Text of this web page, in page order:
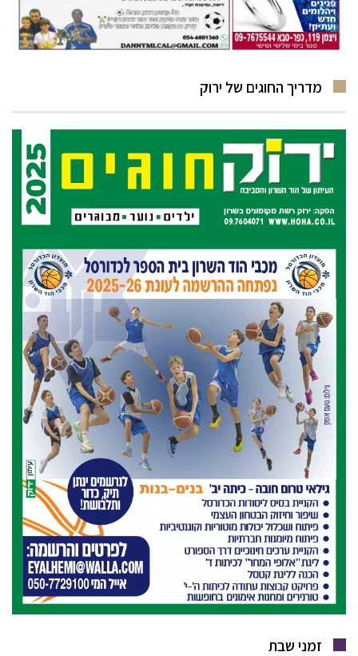
מדריך החוגים של ירוק
זמני שבת